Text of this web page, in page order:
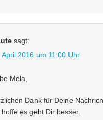
sagt:
April 2016 um 11:00 Uhr
Mela,
Dank für Deine
hoffe es geht Dir besser.